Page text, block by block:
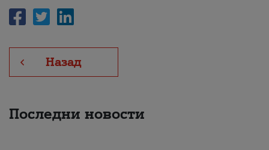
Назад
Последни новости